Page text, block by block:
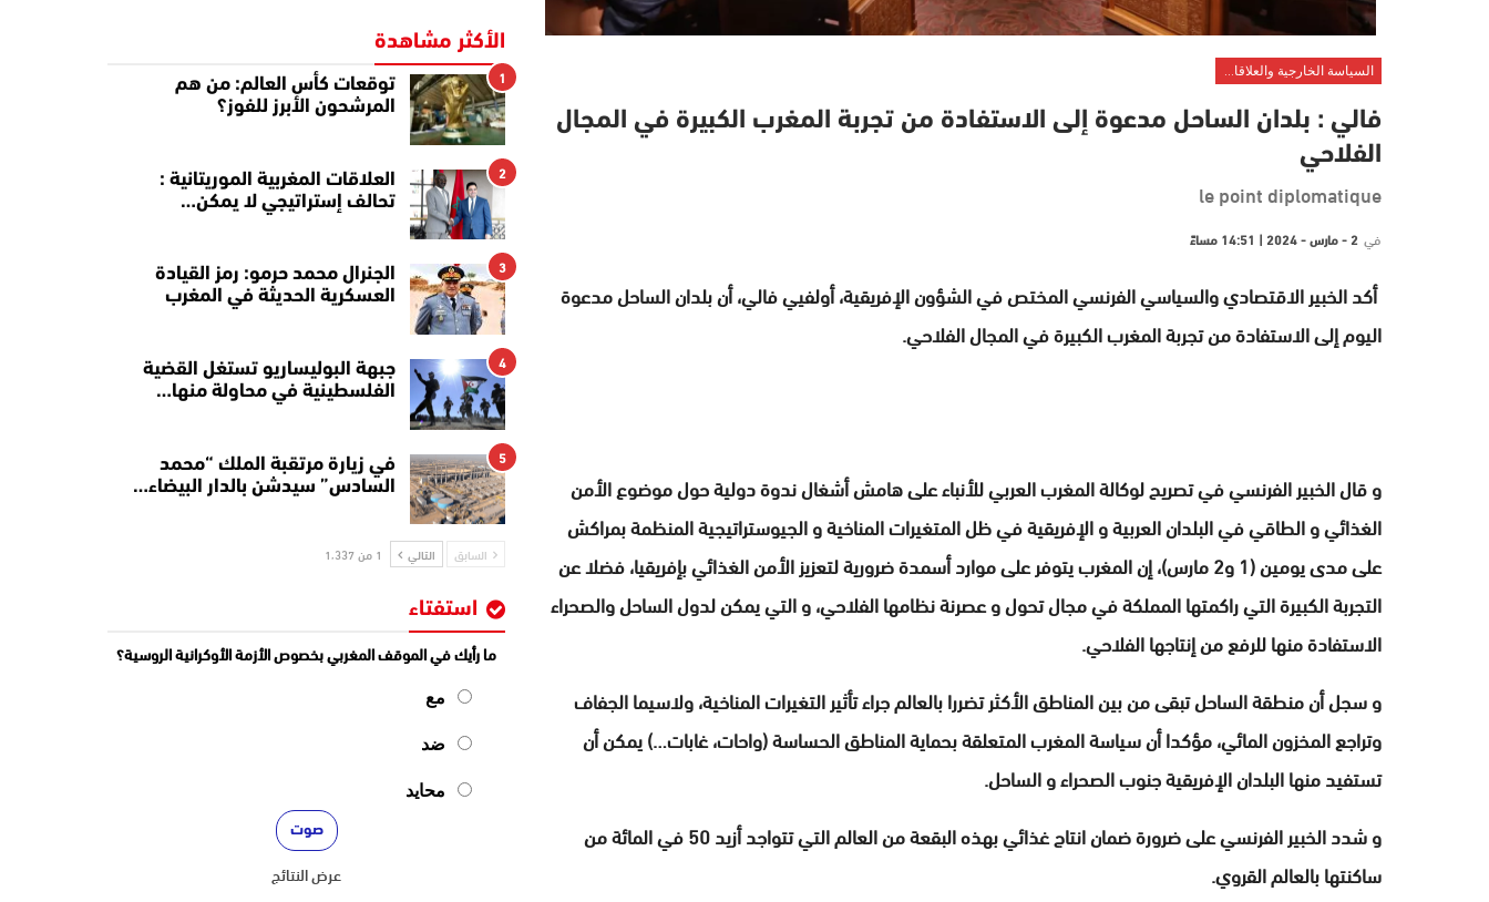
السياسة الخارجية والعلاقات الدولية
فالي : بلدان الساحل مدعوة إلى الاستفادة من تجربة المغرب الكبيرة في المجال
الفلاحي
le point diplomatique
في 2 - مارس - 2024 | 14:51 مساءً
أكد الخبير الاقتصادي والسياسي الفرنسي المختص في الشؤون الإفريقية، أولفيي فالي، أن بلدان الساحل مدعوة
اليوم إلى الاستفادة من تجربة المغرب الكبيرة في المجال الفلاحي.
و قال الخبير الفرنسي في تصريح لوكالة المغرب العربي للأنباء على هامش أشغال ندوة دولية حول موضوع الأمن
الغذائي و الطاقي في البلدان العربية و الإفريقية في ظل المتغيرات المناخية و الجيوستراتيجية المنظمة بمراكش
على مدى يومين (1 و2 مارس)، إن المغرب يتوفر على موارد أسمدة ضرورية لتعزيز الأمن الغذائي بإفريقيا، فضلا عن
التجربة الكبيرة التي راكمتها المملكة في مجال تحول و عصرنة نظامها الفلاحي، و التي يمكن لدول الساحل والصحراء
الاستفادة منها للرفع من إنتاجها الفلاحي.
و سجل أن منطقة الساحل تبقى من بين المناطق الأكثر تضررا بالعالم جراء تأثير التغيرات المناخية، ولاسيما الجفاف
وتراجع المخزون المائي، مؤكدا أن سياسة المغرب المتعلقة بحماية المناطق الحساسة (واحات، غابات…) يمكن أن
تستفيد منها البلدان الإفريقية جنوب الصحراء و الساحل.
و شدد الخبير الفرنسي على ضرورة ضمان انتاج غذائي بهذه البقعة من العالم التي تتواجد أزيد 50 في المائة من
ساكنتها بالعالم القروي.
الأكثر مشاهدة
1
توقعات كأس العالم: من هم
المرشحون الأبرز للفوز؟
2
العلاقات المغربية الموريتانية :
تحالف إستراتيجي لا يمكن…
3
الجنرال محمد حرمو: رمز القيادة
العسكرية الحديثة في المغرب
4
جبهة البوليساريو تستغل القضية
الفلسطينية في محاولة منها…
5
في زيارة مرتقبة الملك “محمد
السادس” سيدشن بالدار البيضاء…
السابق التالي 1 من 1٬337
استفتاء
ما رأيك في الموقف المغربي بخصوص الأزمة الأوكرانية الروسية؟
مع
ضد
محايد
عرض النتائج